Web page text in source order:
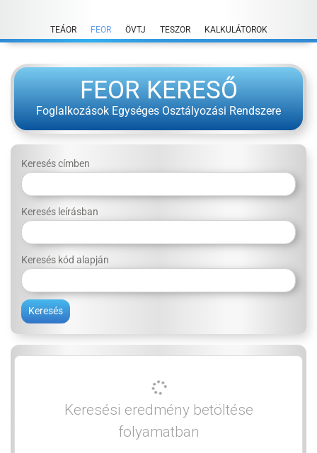
content
TEÁOR FEOR ÖVTJ TESZOR KALKULÁTOROK
FEOR KERESŐ
Foglalkozások Egységes Osztályozási Rendszere
Keresés címben
Keresés leírásban
Keresés kód alapján
Keresési eredmény betöltése
folyamatban